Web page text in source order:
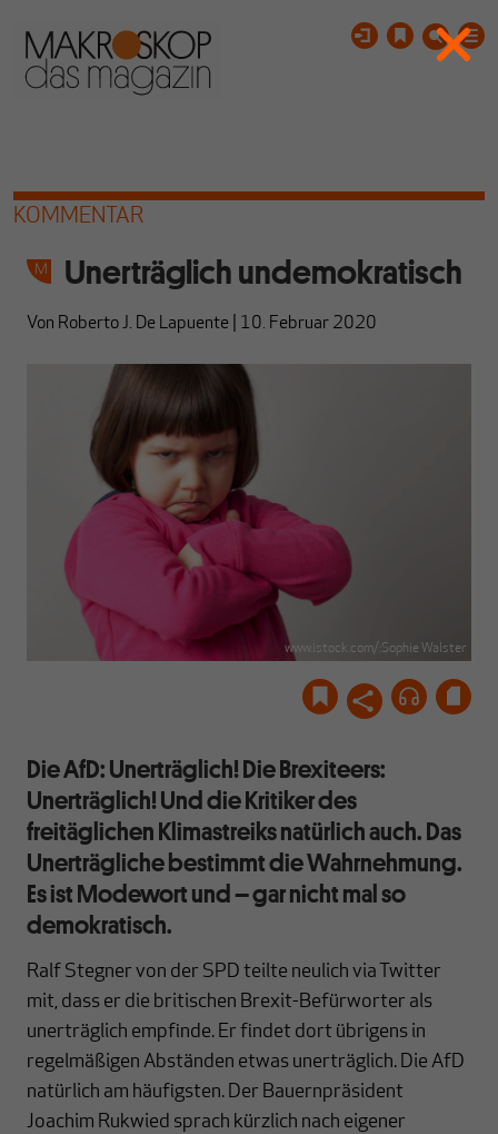
KOMMENTAR
Unerträglich undemokratisch
Von Roberto J. De Lapuente 10. Februar 2020
www.istock.com/:Sophie Walster
Die AfD: Unerträglich! Die Brexiteers:
Unerträglich! Und die Kritiker des
freitäglichen Klimastreiks natürlich auch. Das
Unerträgliche bestimmt die Wahrnehmung.
Es ist Modewort und – gar nicht mal so
demokratisch.
Ralf Stegner von der SPD teilte neulich via Twitter
mit, dass er die britischen Brexit-Befürworter als
unerträglich empfinde. Er findet dort übrigens in
regelmäßigen Abständen etwas unerträglich. Die AfD
natürlich am häufigsten. Der Bauernpräsident
Joachim Rukwied sprach kürzlich nach eigener